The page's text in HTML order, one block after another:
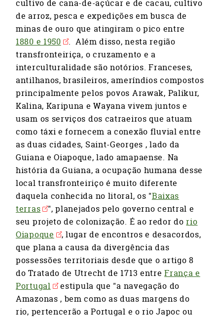
cultivo de cana-de-açúcar e de cacau, cultivo
de arroz, pesca e expedições em busca de
minas de ouro que atingiram o pico entre
1880 e 1950
. Além disso, nesta região
transfronteiriça, o cruzamento e a
interculturalidade são notórios. Franceses,
antilhanos, brasileiros, ameríndios compostos
principalmente pelos povos Arawak, Palikur,
Kalina, Karipuna e Wayana vivem juntos e
usam os serviços dos catraeiros que atuam
como táxi e fornecem a conexão fluvial entre
as duas cidades, Saint-Georges , lado da
Guiana e Oiapoque, lado amapaense. Na
história da Guiana, a ocupação humana desse
local transfronteiriço é muito diferente
daquela conhecida no litoral, os "Baixas
terras
", planejados pelo governo central e
seu projeto de colonização. É ao redor dorio
Oiapoque
, lugar de encontros e desacordos,
que plana a causa da divergência das
possessões territoriais desde que o artigo 8
do Tratado de Utrecht de 1713 entreFrança e
Portugal
estipula que "a navegação do
Amazonas , bem como as duas margens do
rio, pertencerão a Portugal e o rio Japoc ou